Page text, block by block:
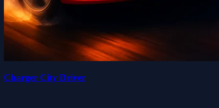
Charger City Driver